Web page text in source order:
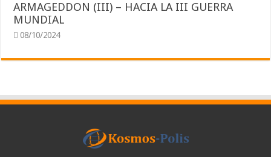
ARMAGEDDON (III) – HACIA LA III GUERRA
MUNDIAL
08/10/2024